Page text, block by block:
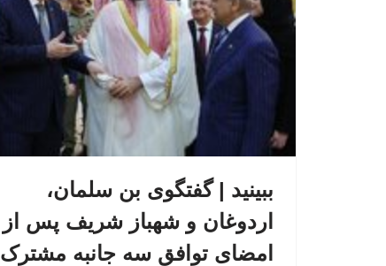
ببینید | گفتگوی بن سلمان،
اردوغان و شهباز شریف پس از
امضای توافق سه جانبه مشترک